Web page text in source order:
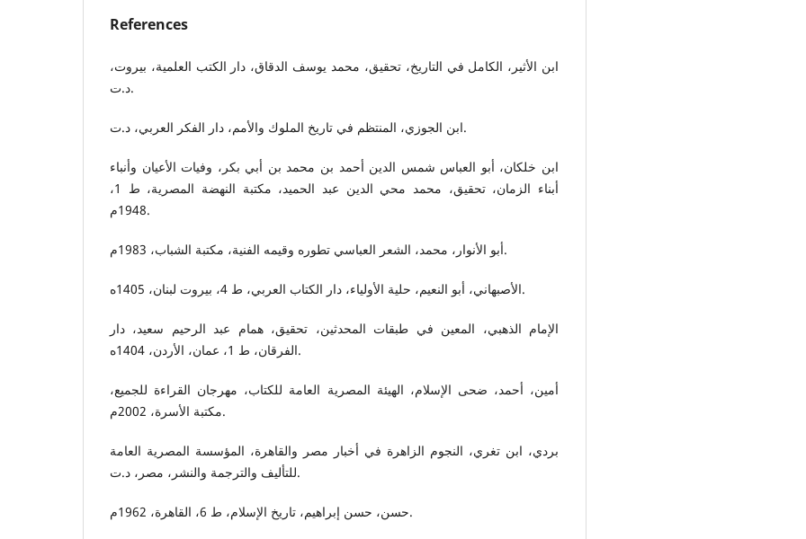
References
ابن الأثير، الكامل في التاريخ، تحقيق، محمد يوسف الدقاق، دار الكتب العلمية، بيروت،
د.ت.
ابن الجوزي، المنتظم في تاريخ الملوك والأمم، دار الفكر العربي، د.ت.
ابن خلكان، أبو العباس شمس الدين أحمد بن محمد بن أبي بكر، وفيات الأعيان وأنباء
أبناء الزمان، تحقيق، محمد محي الدين عبد الحميد، مكتبة النهضة المصرية، ط 1،
1948م.
أبو الأنوار، محمد، الشعر العباسي تطوره وقيمه الفنية، مكتبة الشباب، 1983م.
الأصبهاني، أبو النعيم، حلية الأولياء، دار الكتاب العربي، ط 4، بيروت لبنان، 1405ه.
الإمام الذهبي، المعين في طبقات المحدثين، تحقيق، همام عبد الرحيم سعيد، دار
الفرقان، ط 1، عمان، الأردن، 1404ه.
أمين، أحمد، ضحى الإسلام، الهيئة المصرية العامة للكتاب، مهرجان القراءة للجميع،
مكتبة الأسرة، 2002م.
بردي، ابن تغري، النجوم الزاهرة في أخبار مصر والقاهرة، المؤسسة المصرية العامة
للتأليف والترجمة والنشر، مصر، د.ت.
حسن، حسن إبراهيم، تاريخ الإسلام، ط 6، القاهرة، 1962م.